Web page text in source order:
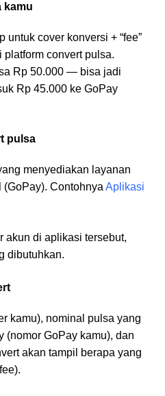
kamu
untuk cover konversi + “fee”
convert pulsa.
Rp 50.000 — bisa jadi
Rp 45.000 ke GoPay
pulsa
menyediakan layanan
ContohnyaAplikasi
akun di aplikasi tersebut,
dibutuhkan.
kamu), nominal pulsa yang
(nomor GoPay kamu), dan
akan tampil berapa yang